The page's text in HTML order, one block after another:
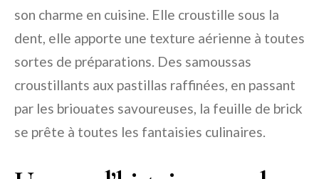
son charme en cuisine. Elle croustille sous la
dent, elle apporte une texture aérienne à toutes
sortes de préparations. Des samoussas
croustillants aux pastillas raffinées, en passant
par les briouates savoureuses, la feuille de brick
se prête à toutes les fantaisies culinaires.